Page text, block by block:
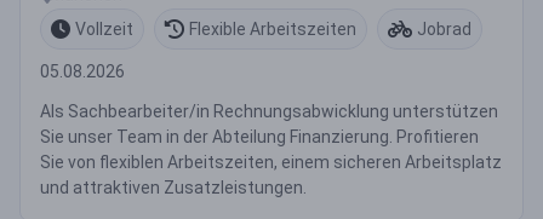
Vollzeit
Flexible Arbeitszeiten Jobrad
05.08.2026
Als Sachbearbeiter/in Rechnungsabwicklung unterstützen
Sie unser Team in der Abteilung Finanzierung. Profitieren
Sie von flexiblen Arbeitszeiten, einem sicheren Arbeitsplatz
und attraktiven Zusatzleistungen.